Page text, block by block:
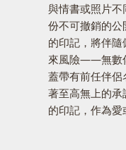
與情書或照片
份不可撤銷的
的印記，將伴
來風險——無數
蓋帶有前任伴
著至高無上的承
的印記，作為愛